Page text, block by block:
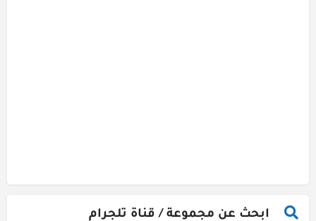
ابحث عن مجموعة / قناة تلجرام